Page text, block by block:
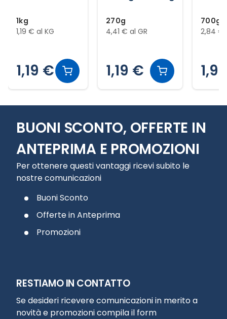
1kg
1,19 € al KG
1,19 €
270g
4,41 € al GR
1,19 €
700g
2,84 €
Slide 1 di 12
BUONI SCONTO, OFFERTE IN
ANTEPRIMA E PROMOZIONI
Per ottenere questi vantaggi ricevi subito le
nostre comunicazioni
Buoni Sconto
Offerte in Anteprima
Promozioni
RESTIAMO IN CONTATTO
Se desideri ricevere comunicazioni in merito a
novità e promozioni compila il form